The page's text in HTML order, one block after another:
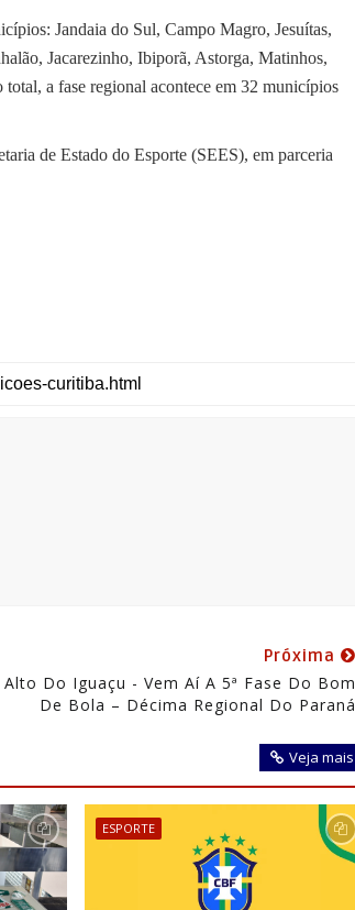
Jandaia do Sul, Campo Magro, Jesuítas,
Jacarezinho, Ibiporã, Astorga, Matinhos,
a fase regional acontece em 32 municípios
de Estado do Esporte (SEES), em parceria
Próxima
Alto Do Iguaçu - Vem Aí A 5ª Fase Do Bom
De Bola – Décima Regional Do Paraná
Veja mais
ESPORTE